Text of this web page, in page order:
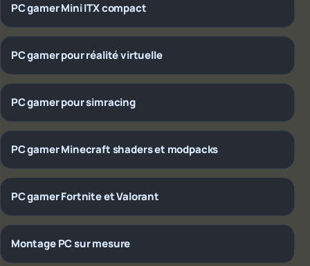
PC gamer Mini ITX compact
PC gamer pour réalité virtuelle
PC gamer pour simracing
PC gamer Minecraft shaders et modpacks
PC gamer Fortnite et Valorant
Montage PC sur mesure